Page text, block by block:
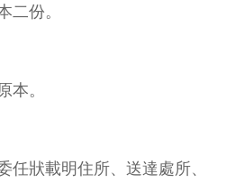
二份。
本。
任狀載明住所、送達處所、